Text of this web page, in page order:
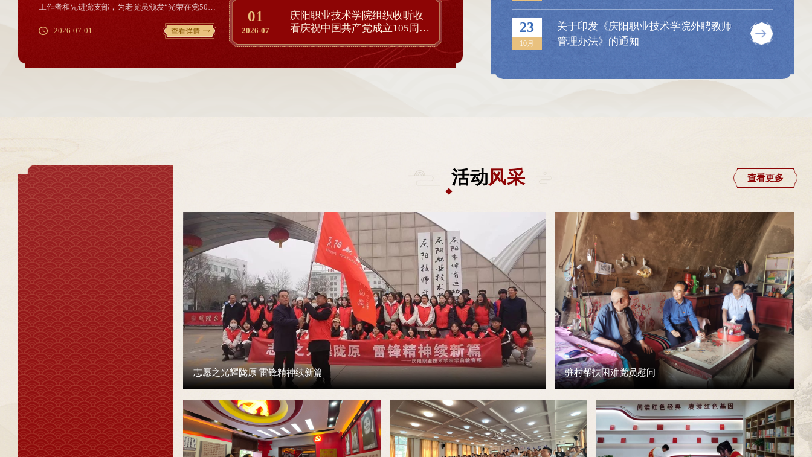
据地的
”的独特
工作者和先进党支部，为老党员颁发“光荣在党50
和入党积极分子代表300余人参会。党委书记张建军
党旗庄严宣誓，全体党员重温入党誓词，表达为共
2026-07-01
技术学院高度重视、周密部署，组织全院师生通过
电视、网络等多种方式收听收看大会盛况，认真聆
听习近平总书记重要讲话，共同庆祝党的生日。收
看大会盛况（在家班子、全体中层干部、教师代表
集中收看大会盛况）（全市第13期党员发展对象集
中收看大会盛况）（思政课堂收看大会盛况）（党
2026-07-01
作出部署。《通知》要求，各地区、各有关部门和
单位要深入贯彻党中央决策部署和习近平总书记重
要指示要求，深刻认识洪涝干旱灾害的极端性和复
杂性，立足防大汛、抗大旱、防强台风，牢固树立
底线思维、极限思维，全面压实政治责任。坚决克
服麻痹思想和侥幸心理，夯实地方党委和政府主体
2026-07-10
01
2026-07
庆阳职业技术学院组织收听收
看庆祝中国共产党成立105周年
23
10月
关于印发《庆阳职业技术学院外聘教师
管理办法》的通知
活动风采 查看更多
志愿之光耀陇原 雷锋精神续新篇 驻村帮扶困难党员慰问